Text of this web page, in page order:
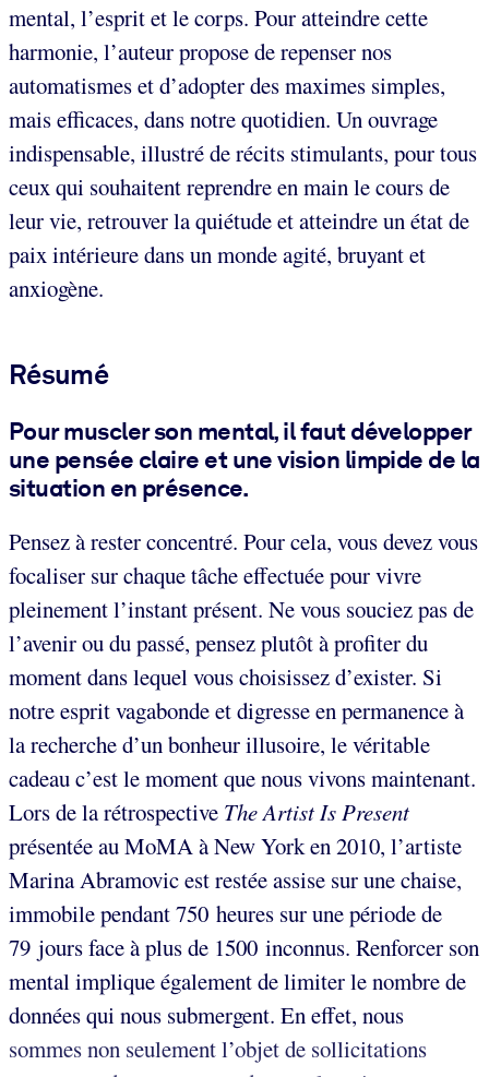
mental, l’esprit et le corps. Pour atteindre cette
harmonie, l’auteur propose de repenser nos
automatismes et d’adopter des maximes simples,
mais efficaces, dans notre quotidien. Un ouvrage
indispensable, illustré de récits stimulants, pour tous
ceux qui souhaitent reprendre en main le cours de
leur vie, retrouver la quiétude et atteindre un état de
paix intérieure dans un monde agité, bruyant et
anxiogène.
Résumé
Pour muscler son mental, il faut développer
une pensée claire et une vision limpide de la
situation en présence.
Pensez à rester concentré. Pour cela, vous devez vous
focaliser sur chaque tâche effectuée pour vivre
pleinement l’instant présent. Ne vous souciez pas de
l’avenir ou du passé, pensez plutôt à profiter du
moment dans lequel vous choisissez d’exister. Si
notre esprit vagabonde et digresse en permanence à
la recherche d’un bonheur illusoire, le véritable
cadeau c’est le moment que nous vivons maintenant.
Lors de la rétrospective The Artist Is Present
présentée au MoMA à New York en 2010, l’artiste
Marina Abramovic est restée assise sur une chaise,
immobile pendant 750 heures sur une période de
79 jours face à plus de 1500 inconnus. Renforcer son
mental implique également de limiter le nombre de
données qui nous submergent. En effet, nous
sommes non seulement l’objet de sollicitations